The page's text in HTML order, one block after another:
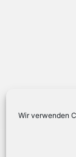
Wir verwenden